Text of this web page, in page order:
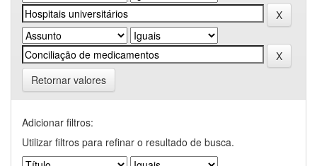
Retornar valores
Adicionar filtros:
Utilizar filtros para refinar o resultado de busca.